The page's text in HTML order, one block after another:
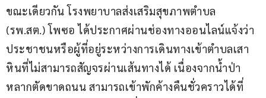
ขณะเดียวกัน โรงพยาบาลส่งเสริมสุขภาพตำบล
(รพ.สต.) โพซอ ได้ประกาศผ่านช่องทางออนไลน์แจ้งว่า
ประชาชนหรือผู้ที่อยู่ระหว่างการเดินทางเข้าตำบลเสา
หินที่ไม่สามารถสัญจรผ่านเส้นทางได้ เนื่องจากน้ำป่า
หลากตัดขาดถนน สามารถเข้าพักค้างคืนชั่วคราวได้ที่